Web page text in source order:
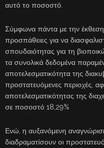
αυτό το ποσοστό.
Σύμφωνα πάντα με την
προσπάθειες για να
σπουδαιότητας για τη
τα συνολικά δεδομένα
αποτελεσματικότητα της
προστατευόμενες περιοχές,
αποτελεσματικότητας της
σε ποσοστό 18,29%
Ενώ, η αυξανόμενη
διαδραματίσουν οι